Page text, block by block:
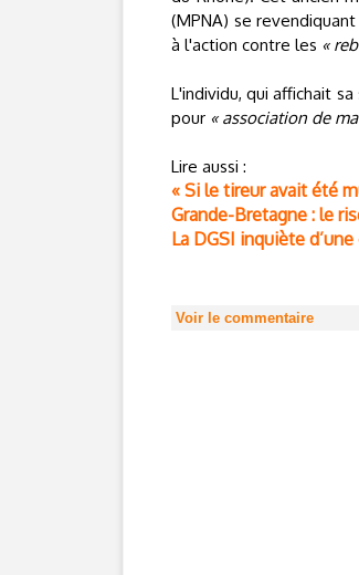
(MPNA) se
à l'action contre les «
L'individu, qui affichait
pour « association de
Lire aussi :
« Si le tireur avait été
Grande-Bretagne : le
La DGSI inquiète
Voir le commentaire